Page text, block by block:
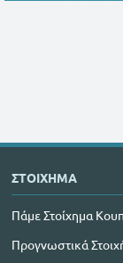
ΣΤΟΙΧΗΜΑ
Πάμε Στοίχημα
Προγνωστικά